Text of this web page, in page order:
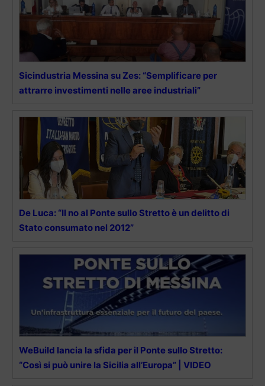
Sicindustria Messina su Zes: “Semplificare per
attrarre investimenti nelle aree industriali”
De Luca: “Il no al Ponte sullo Stretto è un delitto di
Stato consumato nel 2012”
WeBuild lancia la sfida per il Ponte sullo Stretto:
“Così si può unire la Sicilia all’Europa” | VIDEO